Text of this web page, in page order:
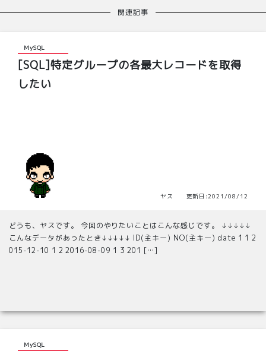
関連記事
MySQL
[SQL]特定グループの各最大レコードを取得
したい
ヤス 更新日:2021/08/12
どうも、ヤスです。 今回のやりたいことはこんな感じです。 ↓↓↓↓↓
こんなデータがあったとき↓↓↓↓↓ ID(主キー) NO(主キー) date 1 1 2
015-12-10 1 2 2016-08-09 1 3 201 […]
MySQL